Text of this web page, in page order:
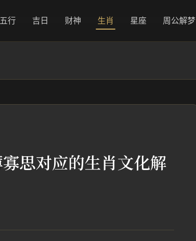
五行 吉日 财神 生肖 星座 周公解梦
思对应的生肖文化解